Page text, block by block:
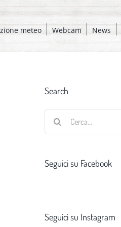
meteo Webcam News
Search
Seguici su Facebook
Seguici su Instagram